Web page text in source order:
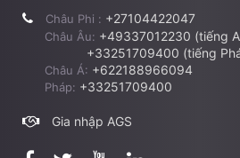
Châu Phi : +27104422047
Châu Âu: +49337012230 (tiếng
+33251709400 (tiếng
Châu Á: +622188966094
Pháp: +33251709400
Gia nhập AGS